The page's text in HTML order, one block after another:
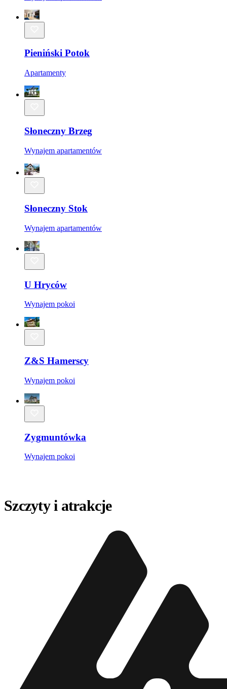
Pieniński Potok
Apartamenty
Słoneczny Brzeg
Wynajem apartamentów
Słoneczny Stok
Wynajem apartamentów
U Hryców
Wynajem pokoi
Z&S Hamerscy
Wynajem pokoi
Zygmuntówka
Wynajem pokoi
Szczyty i atrakcje